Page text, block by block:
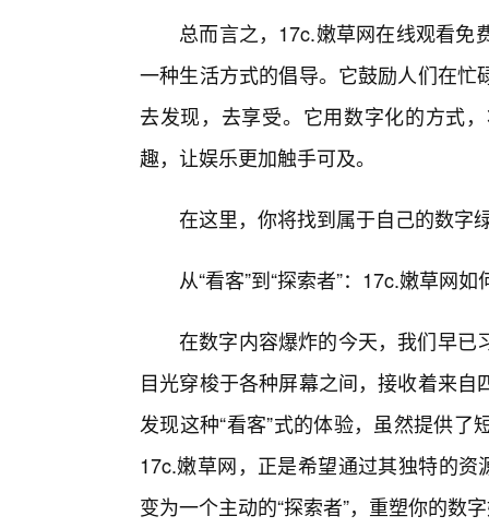
总而言之，17c.嫩草网在线观看免
一种生活方式的倡导。它鼓励人们在
去发现，去享受。它用数字化的方式
趣，让娱乐更加触手可及。
在这里，你将找到属于自己的数字
从“看客”到“探索者”：17c.嫩草网
在数字内容爆炸的今天，我们早已
目光穿梭于各种屏幕之间，接收着来
发现这种“看客”式的体验，虽然提供
17c.嫩草网，正是希望通过其独特的资
变为一个主动的“探索者”，重塑你的数